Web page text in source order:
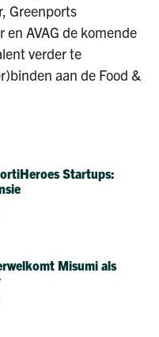
Greenports
AVAG de komende
verder te
aan de Food &
Startups:
Misumi als